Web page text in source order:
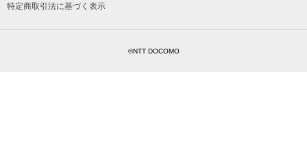
特定商取引法に基づく表示
©NTT DOCOMO